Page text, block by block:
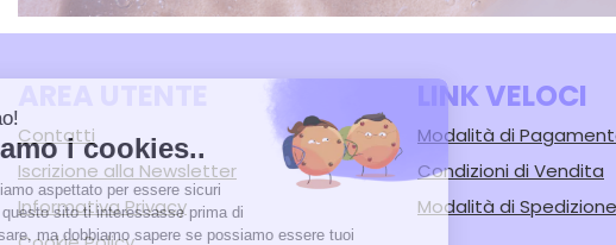
Contatti
Iscrizione alla Newsletter
Informativa Privacy
LINK VELOCI
Modalità di
Condizioni di Vendita
Modalità di